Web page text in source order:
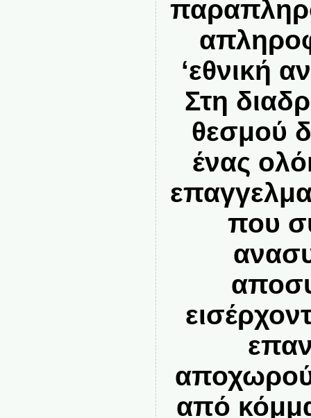
‘εθνική
Στη
θεσμού
ένας
που
από